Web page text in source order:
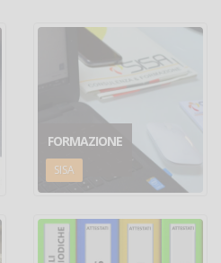
FORMAZIONE
SISA